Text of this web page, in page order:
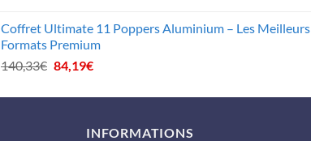
était :
92,00€.
est :
73,60€.
Coffret Ultimate 11 Poppers Aluminium – Les Meilleurs
Formats Premium
140,33€ Le
initial
140,33€.
84,19€Le
actuel
84,19€.
INFORMATIONS